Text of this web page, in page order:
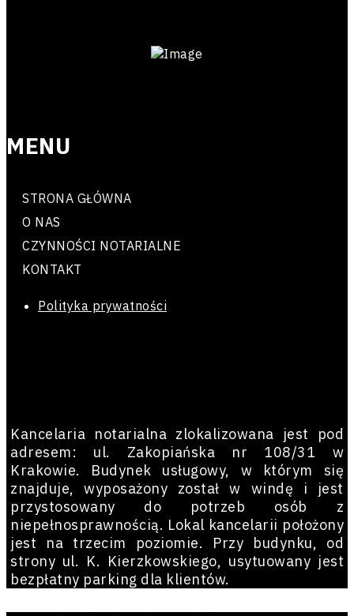
MENU
STRONA GŁÓWNA
O NAS
CZYNNOŚCI NOTARIALNE
KONTAKT
Polityka prywatności
Kancelaria notarialna zlokalizowana jest pod
adresem: ul. Zakopiańska nr 108/31 w
Krakowie. Budynek usługowy, w którym się
znajduje, wyposażony został w windę i jest
przystosowany do potrzeb osób z
niepełnosprawnością. Lokal kancelarii położony
jest na trzecim poziomie. Przy budynku, od
strony ul. K. Kierzkowskiego, usytuowany jest
bezpłatny parking dla klientów.